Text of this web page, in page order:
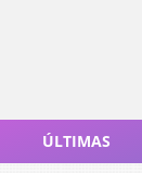
ÚLTIMAS